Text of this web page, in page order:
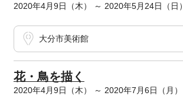
2020年4月9日（木） ～ 2020年5月24日（日）
大分市美術館
花・鳥を描く
2020年4月9日（木） ～ 2020年7月6日（月）